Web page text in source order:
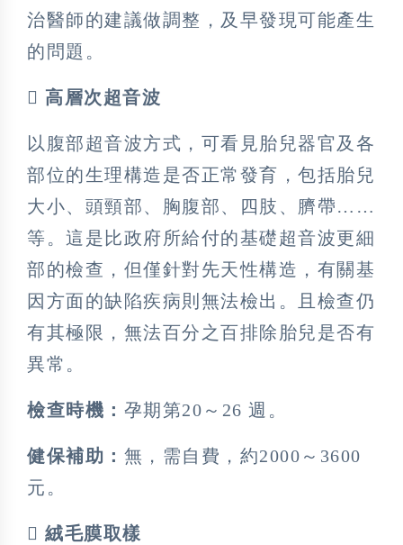
治醫師的建議做調整，及早發現可能產生
的問題。
 高層次超音波
以腹部超音波方式，可看見胎兒器官及各
部位的生理構造是否正常發育，包括胎兒
大小、頭頸部、胸腹部、四肢、臍帶……
等。這是比政府所給付的基礎超音波更細
部的檢查，但僅針對先天性構造，有關基
因方面的缺陷疾病則無法檢出。且檢查仍
有其極限，無法百分之百排除胎兒是否有
異常。
檢查時機： 孕期第20～26 週。
健保補助： 無，需自費，約2000～3600
元。
 絨毛膜取樣